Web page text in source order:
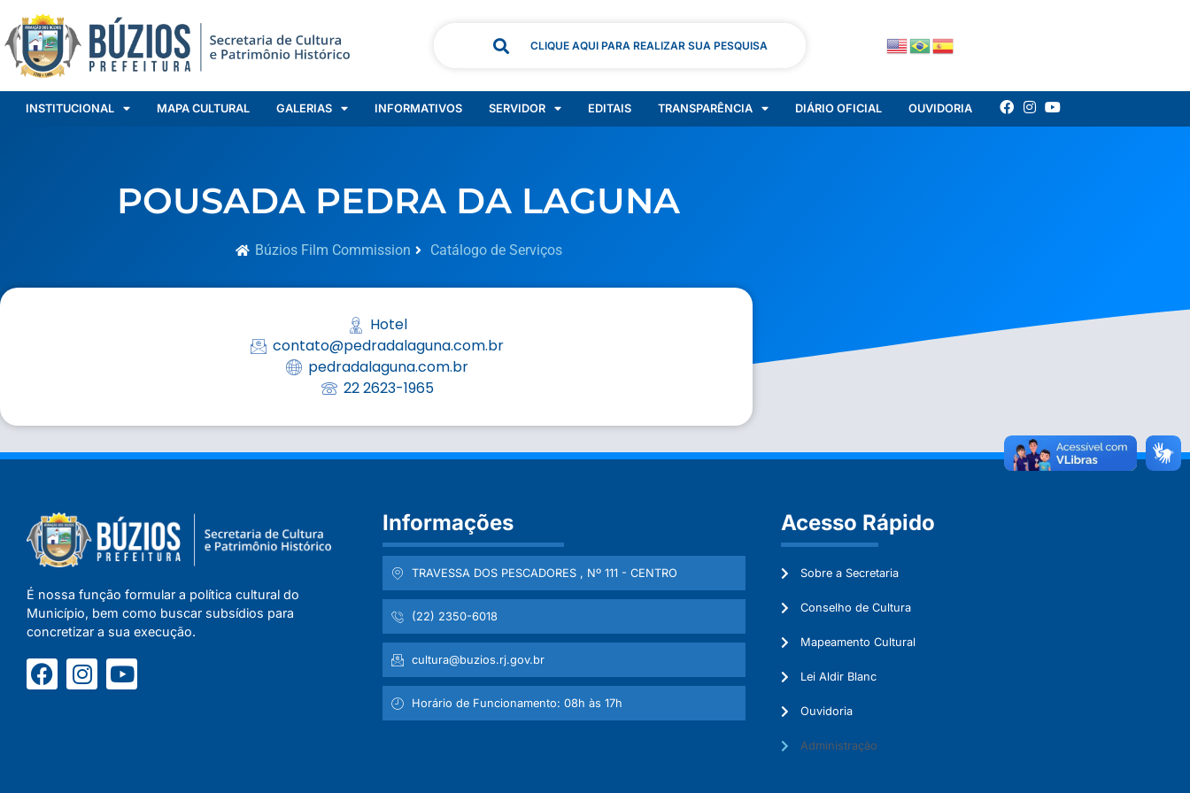
CLIQUE AQUI PARA REALIZAR SUA PESQUISA
INSTITUCIONAL MAPA CULTURAL GALERIAS INFORMATIVOS SERVIDOR EDITAIS TRANSPARÊNCIA DIÁRIO OFICIAL OUVIDORIA
POUSADA PEDRA DA LAGUNA
Búzios Film Commission Catálogo de Serviços
Hotel
contato@pedradalaguna.com.br
pedradalaguna.com.br
22 2623-1965
É nossa função formular a política cultural do
Município, bem como buscar subsídios para
concretizar a sua execução.
Informações
TRAVESSA DOS PESCADORES , Nº 111 - CENTRO
(22) 2350-6018
cultura@buzios.rj.gov.br
Horário de Funcionamento: 08h às 17h
Acesso Rápido
Sobre a Secretaria
Conselho de Cultura
Mapeamento Cultural
Lei Aldir Blanc
Ouvidoria
Administração